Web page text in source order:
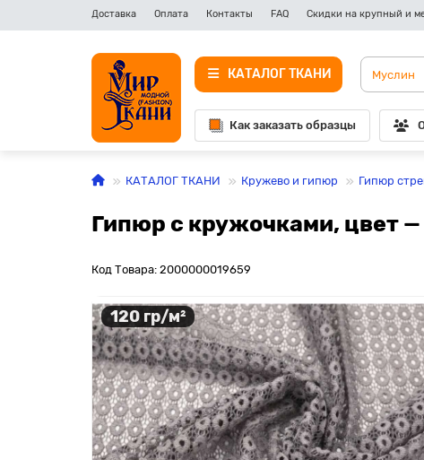
Доставка Оплата Контакты FAQ Скидки на крупный и
КАТАЛОГ ТКАНИ
Как заказать образцы
КАТАЛОГ ТКАНИ Кружево и гипюр Гипюр
Гипюр с кружочками, цвет
Код Товара: 2000000019659
120 гр/м²